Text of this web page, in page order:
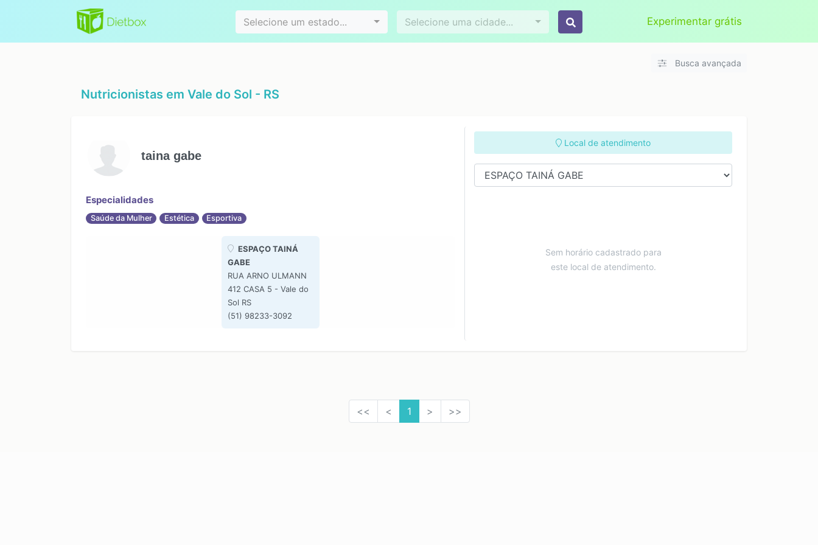
Selecione um estado... Selecione uma cidade... Experimentar grátis
Videoconferência Aplicar
Busca avançada
Nutricionistas em Vale do Sol - RS
taina gabe
Especialidades
Saúde da Mulher Estética Esportiva
ESPAÇO TAINÁ
GABE
RUA ARNO ULMANN
412 CASA 5 - Vale do
Sol RS
(51) 98233-3092
Local de atendimento
Sem horário cadastrado para
este local de atendimento.
<< < 1 > >>